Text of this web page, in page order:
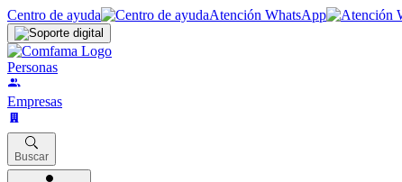
Centro de ayuda Atención WhatsApp
Personas
Empresas
Buscar